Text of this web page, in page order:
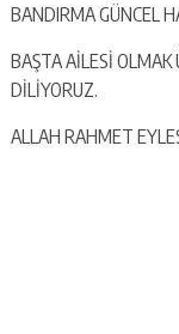
BANDIRMA GÜNCEL
BAŞTA AİLESİ OLMAK
DİLİYORUZ.
ALLAH RAHMET